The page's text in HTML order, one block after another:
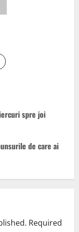
spre joi
de care ai
Required